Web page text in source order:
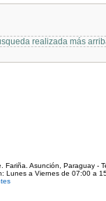
realizada más
Fariña. Asunción, Paraguay -
Lunes a Viernes de 07:00 a